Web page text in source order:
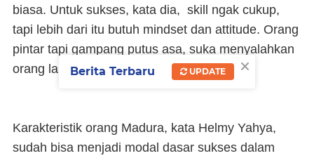
biasa. Untuk sukses, kata dia, skill ngak cukup,
tapi lebih dari itu butuh mindset dan attitude. Orang
pintar tapi gampang putus asa, suka menyalahkan
orang lain, tidak tepat.
Karakteristik orang Madura, kata Helmy Yahya,
sudah bisa menjadi modal dasar sukses dalam
×
Berita Terbaru UPDATE